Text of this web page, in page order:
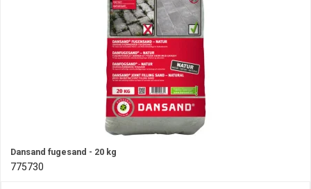
Dansand fugesand - 20 kg
775730